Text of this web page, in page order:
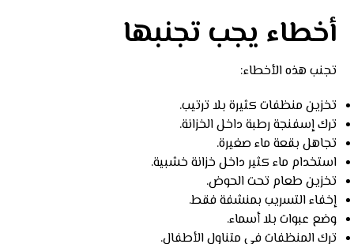
أخطاء يجب تجنبها
تجنب هذه الأخطاء:
تخزين منظفات كثيرة بلا ترتيب.
ترك إسفنجة رطبة داخل الخزانة.
تجاهل بقعة ماء صغيرة.
استخدام ماء كثير داخل خزانة خشبية.
تخزين طعام تحت الحوض.
إخفاء التسريب بمنشفة فقط.
وضع عبوات بلا أسماء.
ترك المنظفات في متناول الأطفال.